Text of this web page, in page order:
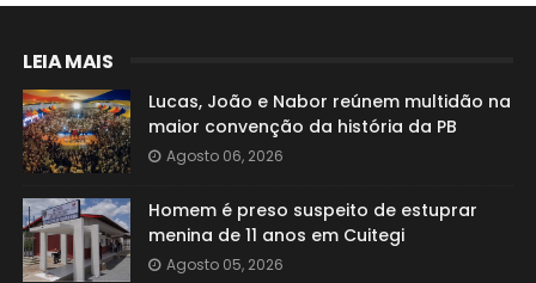
LEIA MAIS
Lucas, João e Nabor reúnem multidão na
maior convenção da história da PB
Agosto 06, 2026
Homem é preso suspeito de estuprar
menina de 11 anos em Cuitegi
Agosto 05, 2026